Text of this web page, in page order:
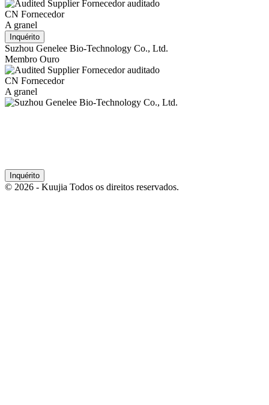
Fornecedor auditado
CN Fornecedor
A granel
Inquérito
Suzhou Genelee Bio-Technology Co., Ltd.
Membro Ouro
Fornecedor auditado
CN Fornecedor
A granel
Inquérito
© 2026 - Kuujia Todos os direitos reservados.